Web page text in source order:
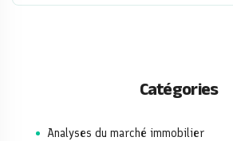
Catégories
Analyses du marché immobilier